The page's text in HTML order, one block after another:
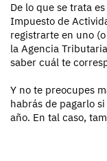
De lo que se trata
Impuesto de
registrarte en uno
la Agencia
saber cuál te
Y no te preocupes
habrás de pagarlo
año. En tal caso,